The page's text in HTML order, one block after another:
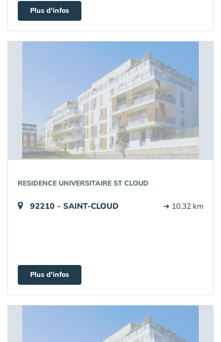
Plus d'infos
RESIDENCE UNIVERSITAIRE ST CLOUD
92210 - SAINT-CLOUD ➔ 10.32 km
Plus d'infos